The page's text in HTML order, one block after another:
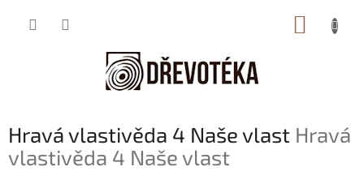
Hravá vlastivěda 4 Naše vlast Hravá
vlastivěda 4 Naše vlast